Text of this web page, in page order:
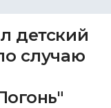
детский
случаю